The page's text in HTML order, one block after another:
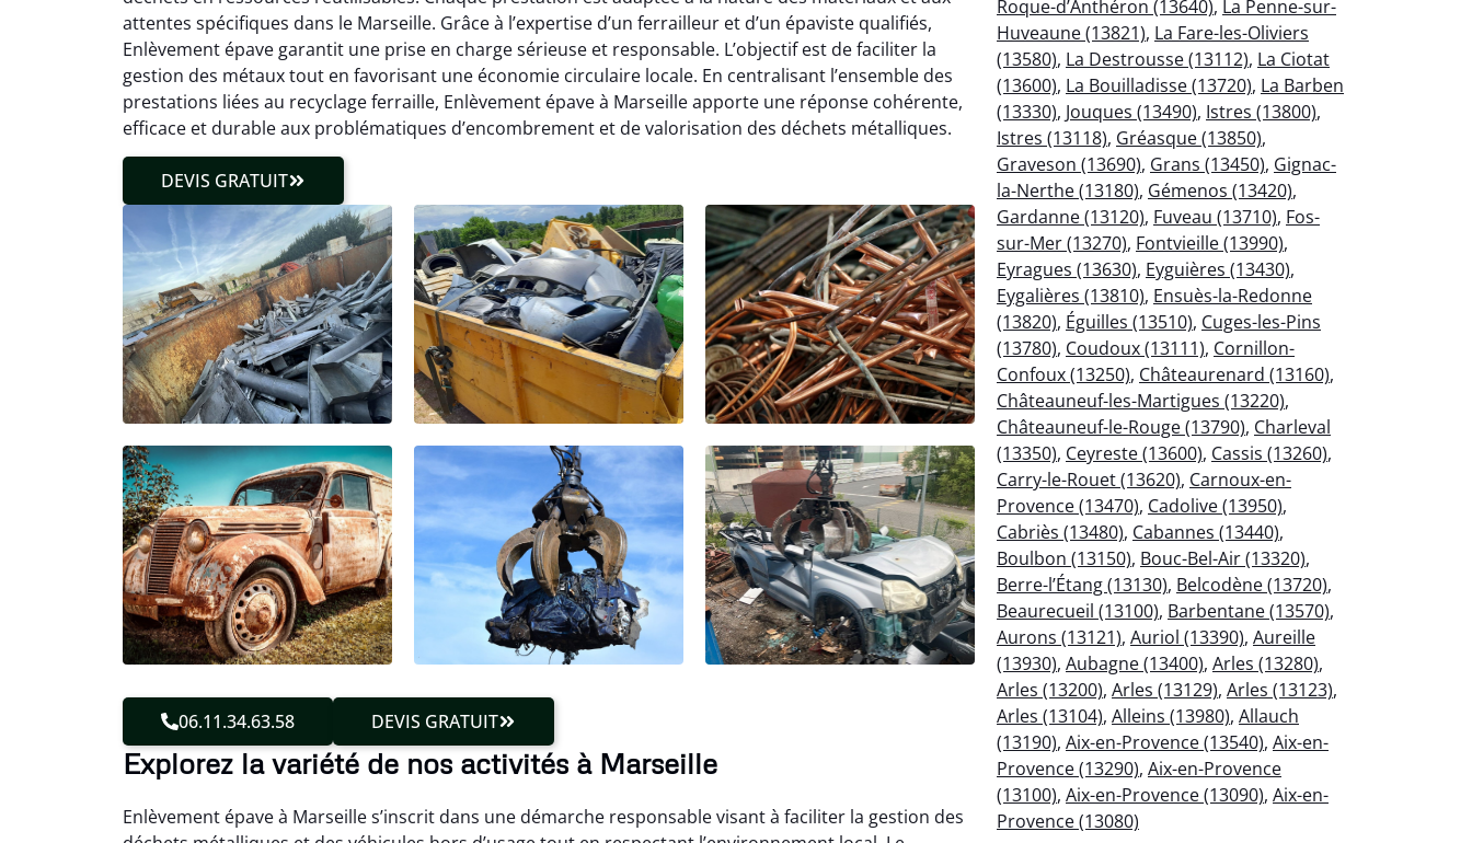
attentes spécifiques dans le Marseille. Grâce à l’expertise d’un ferrailleur et d’un épaviste qualifiés,
Enlèvement épave garantit une prise en charge sérieuse et responsable. L’objectif est de faciliter la
gestion des métaux tout en favorisant une économie circulaire locale. En centralisant l’ensemble des
prestations liées au recyclage ferraille, Enlèvement épave à Marseille apporte une réponse cohérente,
efficace et durable aux problématiques d’encombrement et de valorisation des déchets métalliques.
DEVIS GRATUIT
06.11.34.63.58 DEVIS GRATUIT
Explorez la variété de nos activités à Marseille
Enlèvement épave à Marseille s’inscrit dans une démarche responsable visant à faciliter la gestion des
Roque-d’Anthéron (13640), La Penne-sur-
Huveaune (13821), La Fare-les-Oliviers
(13580), La Destrousse (13112), La Ciotat
(13600), La Bouilladisse (13720), La Barben
(13330), Jouques (13490), Istres (13800),
Istres (13118), Gréasque (13850),
Graveson (13690), Grans (13450), Gignac-
la-Nerthe (13180), Gémenos (13420),
Gardanne (13120), Fuveau (13710), Fos-
sur-Mer (13270), Fontvieille (13990),
Eyragues (13630), Eyguières (13430),
Eygalières (13810), Ensuès-la-Redonne
(13820), Éguilles (13510), Cuges-les-Pins
(13780), Coudoux (13111), Cornillon-
Confoux (13250), Châteaurenard (13160),
Châteauneuf-les-Martigues (13220),
Châteauneuf-le-Rouge (13790), Charleval
(13350), Ceyreste (13600), Cassis (13260),
Carry-le-Rouet (13620), Carnoux-en-
Provence (13470), Cadolive (13950),
Cabriès (13480), Cabannes (13440),
Boulbon (13150), Bouc-Bel-Air (13320),
Berre-l’Étang (13130), Belcodène (13720),
Beaurecueil (13100), Barbentane (13570),
Aurons (13121), Auriol (13390), Aureille
(13930), Aubagne (13400), Arles (13280),
Arles (13200), Arles (13129), Arles (13123),
Arles (13104), Alleins (13980), Allauch
(13190), Aix-en-Provence (13540), Aix-en-
Provence (13290), Aix-en-Provence
(13100), Aix-en-Provence (13090), Aix-en-
Provence (13080)